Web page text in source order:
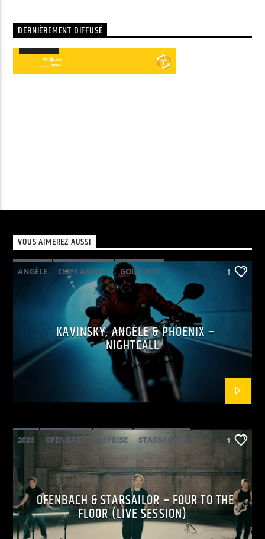
DERNIÈREMENT DIFFUSÉ
Lecteur
audio
VOUS AIMEREZ AUSSI
ANGÈLE CLIPS ANIMÉS
GOLD 2010
PHOENIX POP ELECTRO
1
KAVINSKY, ANGÈLE & PHOENIX –
NIGHTCALL
2026 OFENBACH REPRISE STARSAILOR 1
OFENBACH & STARSAILOR – FOUR TO THE
FLOOR (LIVE SESSION)